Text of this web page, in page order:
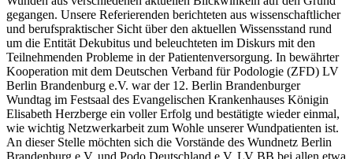
gegangen. Unsere Referierenden berichteten aus wissenschaftlicher
und berufspraktischer Sicht über den aktuellen Wissensstand rund
um die Entität Dekubitus und beleuchteten im Diskurs mit den
Teilnehmenden Probleme in der Patientenversorgung. In bewährter
Kooperation mit dem Deutschen Verband für Podologie (ZFD) LV
Berlin Brandenburg e.V. war der 12. Berlin Brandenburger
Wundtag im Festsaal des Evangelischen Krankenhauses Königin
Elisabeth Herzberge ein voller Erfolg und bestätigte wieder einmal,
wie wichtig Netzwerkarbeit zum Wohle unserer Wundpatienten ist.
An dieser Stelle möchten sich die Vorstände des Wundnetz Berlin